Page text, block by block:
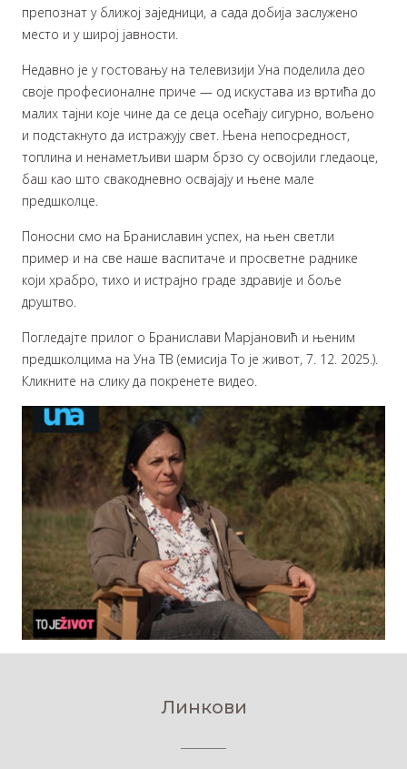
препознат у ближој заједници, а сада добија заслужено
место и у широј јавности.
Недавно је у гостовању на телевизији Уна поделила део
своје професионалне приче — од искустава из вртића до
малих тајни које чине да се деца осећају сигурно, вољено
и подстакнуто да истражују свет. Њена непосредност,
топлина и ненаметљиви шарм брзо су освојили гледаоце,
баш као што свакодневно освајају и њене мале
предшколце.
Поносни смо на Браниславин успех, на њен светли
пример и на све наше васпитаче и просветне раднике
који храбро, тихо и истрајно граде здравије и боље
друштво.
Погледајте прилог о Бранислави Марјановић и њеним
предшколцима на Уна ТВ (емисија То је живот, 7. 12. 2025.).
Кликните на слику да покренете видео.
Линкови